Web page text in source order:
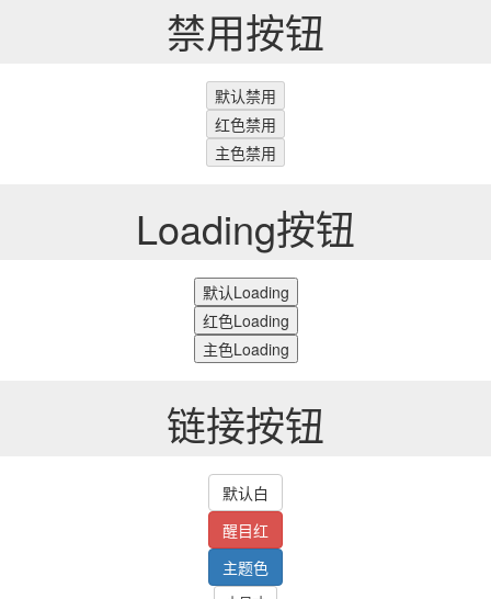
禁用按钮
默认禁用
红色禁用
主色禁用
Loading按钮
默认Loading
红色Loading
主色Loading
链接按钮
默认白
醒目红
主题色